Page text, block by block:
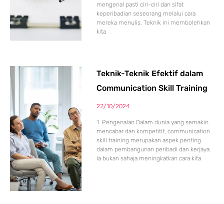
mengenal pasti ciri-ciri dan sifat
keperibadian seseorang melalui cara
mereka menulis. Teknik ini membolehkan
kita
Teknik-Teknik Efektif dalam
Communication Skill Training
22/10/2024
1. Pengenalan Dalam dunia yang semakin
mencabar dan kompetitif, communication
skill training merupakan aspek penting
dalam pembangunan peribadi dan kerjaya.
Ia bukan sahaja meningkatkan cara kita